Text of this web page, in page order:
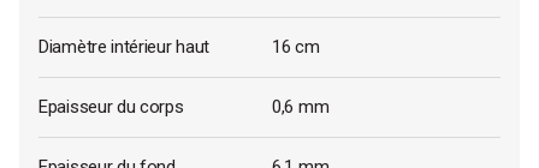
Diamètre intérieur haut 16 cm
Epaisseur du corps 0,6 mm